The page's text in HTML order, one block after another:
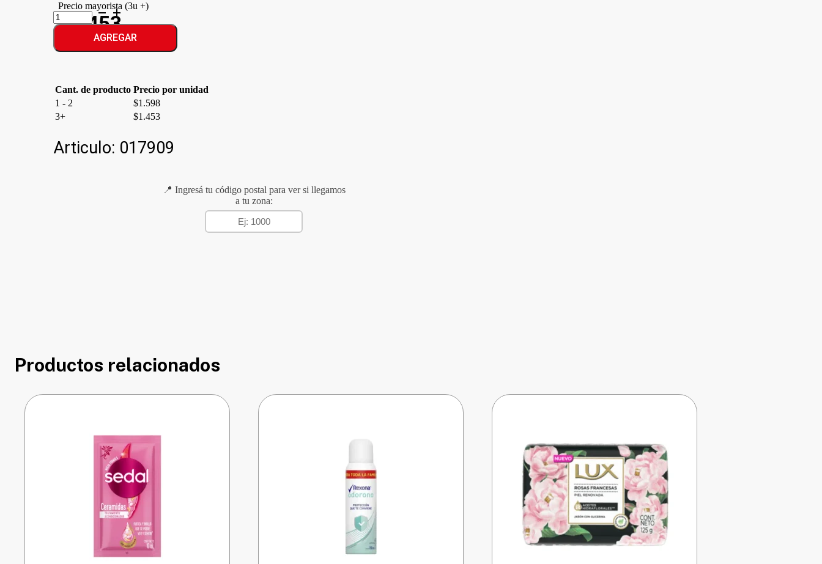
Precio mayorista (3u +)
$1.453
ALGABO
QUITAESMALTE
HUMECTANTE
AGREGAR
Cant. de producto Precio por unidad
1 - 2
$1.598
3+
$1.453
Articulo: 017909
📍 Ingresá tu código postal para ver si llegamos
a tu zona:
Productos relacionados